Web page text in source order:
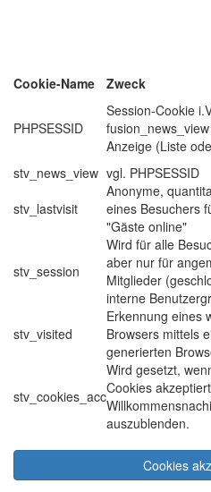
Cookie-Name Zweck
PHPSESSID
Session-Cookie
Anzeige (Liste
stv_news_view vgl. PHPSESSID
stv_lastvisit
Anonyme,
eines Besuchers
"Gäste online"
stv_session
Wird für alle
aber nur für
Mitglieder
interne
stv_visited
Erkennung eines
Browsers mittels
generierten
stv_cookies_acc
Wird gesetzt,
Cookies
auszublenden.
Cookies